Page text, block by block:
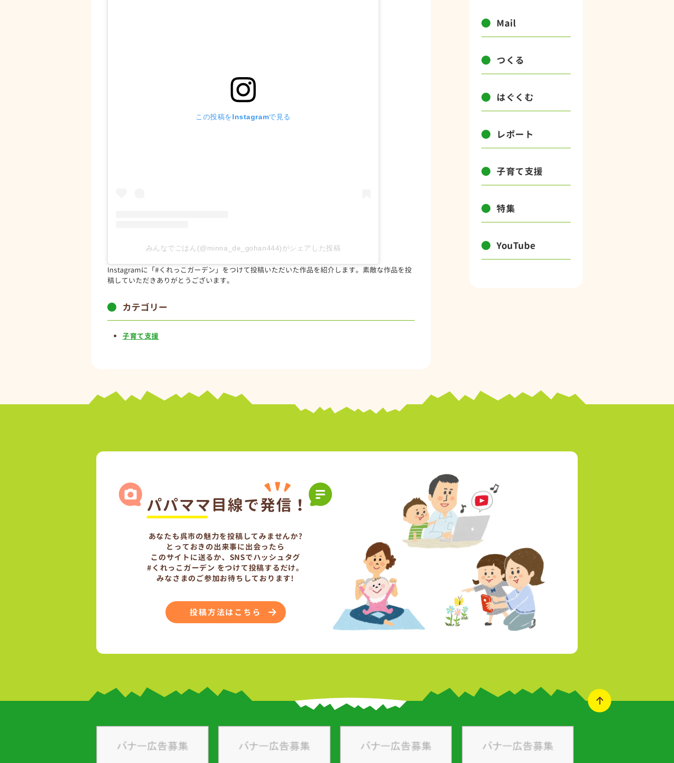
この投稿をInstagramで見る
みんなでごはん(@minna_de_gohan444)がシェアした投稿
Instagramに「#くれっこガーデン」をつけて投稿いただいた作品を紹介します。素敵な作品を投
稿していただきありがとうございます。
カテゴリー
子育て支援
Mail
つくる
はぐくむ
レポート
子育て支援
特集
YouTube
あなたも呉市の魅力を投稿してみませんか?
とっておきの出来事に出会ったら
このサイトに送るか、SNSでハッシュタグ
#くれっこガーデン をつけて投稿するだけ。
みなさまのご参加お待ちしております!
投稿方法はこちら